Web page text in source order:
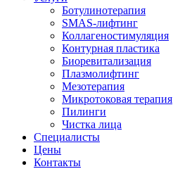
Ботулинотерапия
SMAS-лифтинг
Коллагеностимуляция
Контурная пластика
Биоревитализация
Плазмолифтинг
Мезотерапия
Микротоковая терапия
Пилинги
Чистка лица
Специалисты
Цены
Контакты